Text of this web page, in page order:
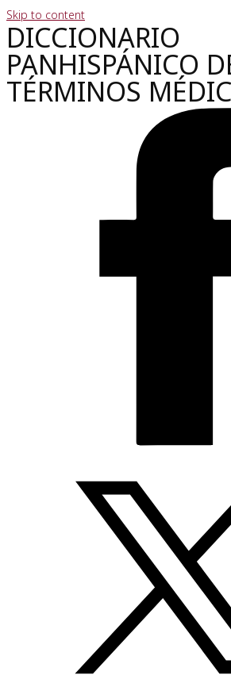
Skip to content
DICCIONARIO
PANHISPÁNICO
TÉRMINOS